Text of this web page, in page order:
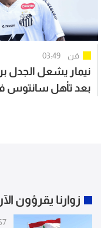
فن 03:49
نيمار يشعل الجدل
بعد تأهل سانتوس
زوارنا يقرؤون